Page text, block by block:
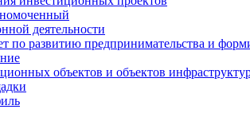
деятельности
по развитию предпринимательства и
объектов и объектов